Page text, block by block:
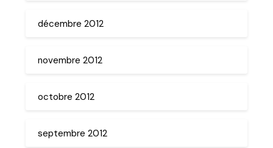
décembre 2012
novembre 2012
octobre 2012
septembre 2012